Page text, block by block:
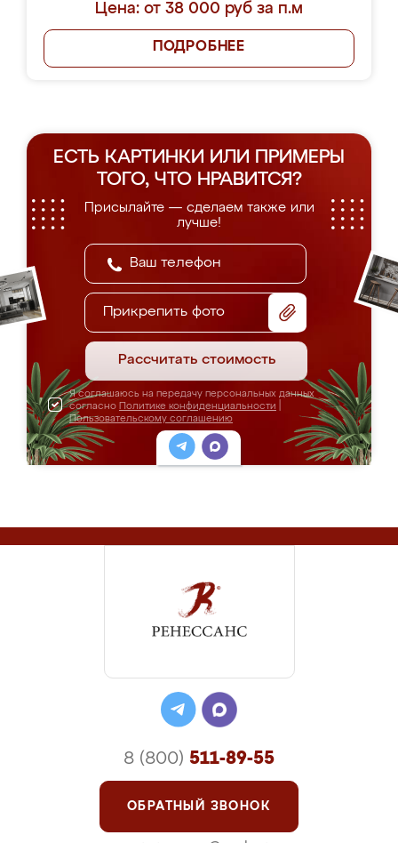
Цена: от 38 000 руб за п.м
ПОДРОБНЕЕ
ЕСТЬ КАРТИНКИ ИЛИ ПРИМЕРЫ
ТОГО, ЧТО НРАВИТСЯ?
Присылайте — сделаем также или
лучше!
Прикрепить фото
Рассчитать стоимость
Я соглашаюсь на передачу персональных данных
согласно Политике конфиденциальности
Пользовательскому соглашению
8 (800) 511-89-55
ОБРАТНЫЙ ЗВОНОК